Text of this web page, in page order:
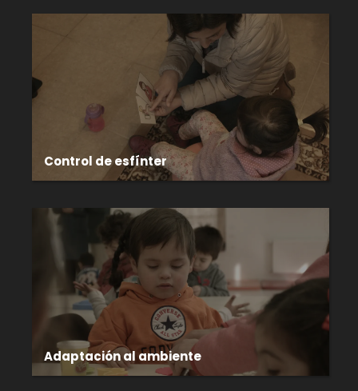
Control de esfínter
Adaptación al ambiente